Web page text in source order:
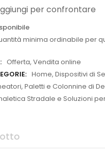
per confrontare
minima ordinabile per
Offerta, Vendita online
Home, Dispositivi di
Paletti e Colonnine di
Stradale e Soluzioni